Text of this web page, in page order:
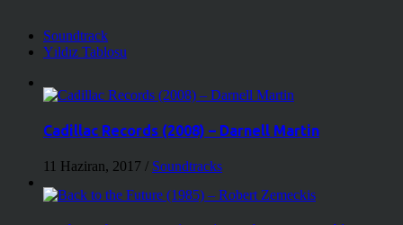
Soundtrack
Yıldız Tablosu
Cadillac Records (2008) – Darnell Martin
11 Haziran, 2017 / Soundtracks